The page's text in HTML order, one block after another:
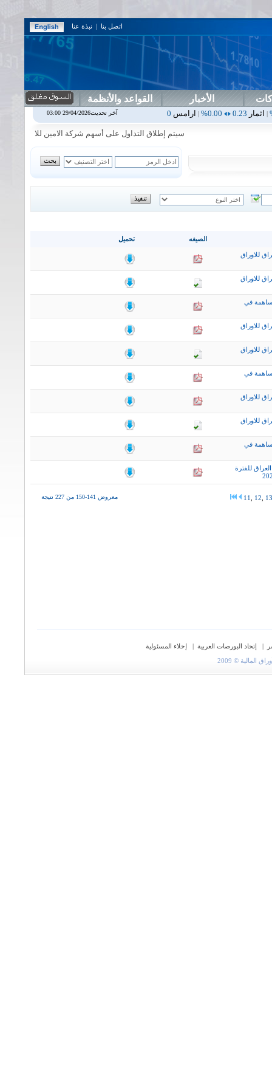
اتصل بنا | نبذة عنا
الأخبار القواعد والأنظمة
|ارامس2.30
0.00%
|اربيل |اس بنك0.00
سيتم إطلاق التداول على أسهم شركة الامين للاستثمار المالي
تحميل الصيغه
للاوراق
للاوراق
في
للاوراق
للاوراق
في
للاوراق
للاوراق
في
للفترة
معروض 141-150 من 227 نتيجة 11 12 13
| إتحاد البورصات العربية |
إخلاء المسئولية
© 2009